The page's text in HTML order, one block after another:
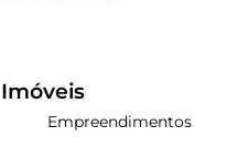
Imóveis
Empreendimentos